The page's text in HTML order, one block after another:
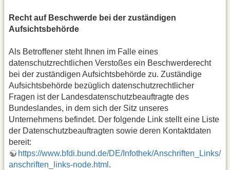
Recht auf Beschwerde bei der zuständigen
Aufsichtsbehörde
Als Betroffener steht Ihnen im Falle eines
datenschutzrechtlichen Verstoßes ein Beschwerderecht
bei der zuständigen Aufsichtsbehörde zu. Zuständige
Aufsichtsbehörde bezüglich datenschutzrechtlicher
Fragen ist der Landesdatenschutzbeauftragte des
Bundeslandes, in dem sich der Sitz unseres
Unternehmens befindet. Der folgende Link stellt eine Liste
der Datenschutzbeauftragten sowie deren Kontaktdaten
bereit:
https://www.bfdi.bund.de/DE/Infothek/Anschriften_Links/
anschriften_links-node.html .